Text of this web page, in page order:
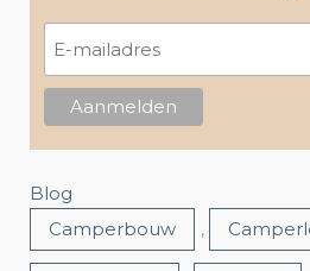
Blog
Camperbouw
,